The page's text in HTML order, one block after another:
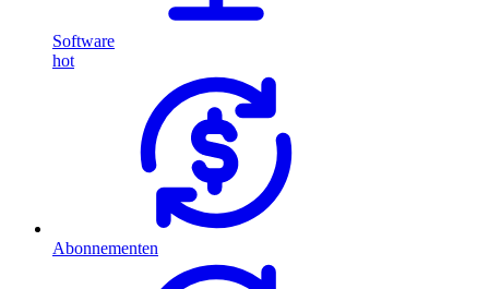
Software
hot
Abonnementen